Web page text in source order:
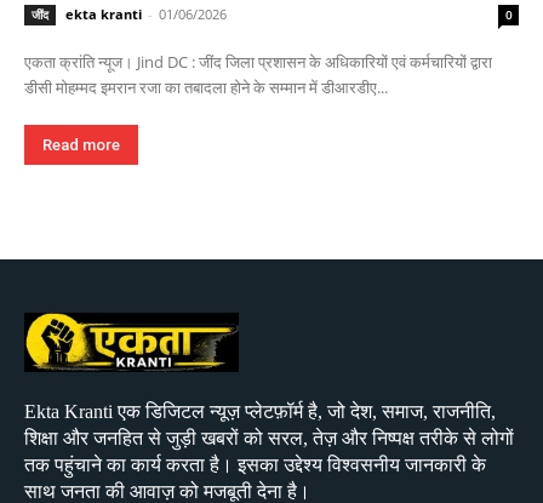
जींद ekta kranti - 01/06/2026 0
एकता क्रांति न्यूज। Jind DC : जींद जिला प्रशासन के अधिकारियों एवं कर्मचारियों द्वारा
डीसी मोहम्मद इमरान रजा का तबादला होने के सम्मान में डीआरडीए...
Read more
Ekta Kranti एक डिजिटल न्यूज़ प्लेटफ़ॉर्म है, जो देश, समाज, राजनीति,
शिक्षा और जनहित से जुड़ी खबरों को सरल, तेज़ और निष्पक्ष तरीके से लोगों
तक पहुंचाने का कार्य करता है। इसका उद्देश्य विश्वसनीय जानकारी के
साथ जनता की आवाज़ को मजबूती देना है।